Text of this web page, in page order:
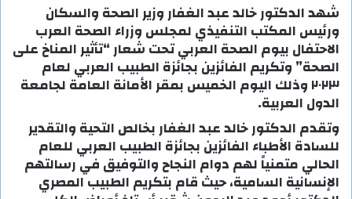
شهد الدكتور خالد عبد الغفار وزير الصحة والسكان
ورئيس المكتب التنفيذي لمجلس وزراء الصحة العرب
الاحتفال بيوم الصحة العربي تحت شعار “تأثير المناخ على
الصحة” وتكريم الفائزين بجائزة الطبيب العربي لعام
٢٠٢٣ وذلك اليوم الخميس بمقر الأمانة العامة لجامعة
الدول العربية.
وتقدم الدكتور خالد عبد الغفار بخالص التحية والتقدير
للسادة الأطباء الفائزين بجائزة الطبيب العربي للعام
الحالي متمنياً لهم دوام النجاح والتوفيق في رسالتهم
الإنسانية السامية، حيث قام بتكريم الطبيب المصري